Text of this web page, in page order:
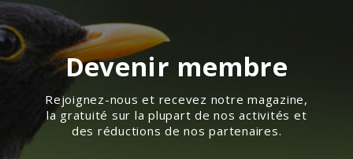
Devenir membre
Rejoignez-nous et recevez notre magazine,
la gratuité sur la plupart de nos activités et
des réductions de nos partenaires.